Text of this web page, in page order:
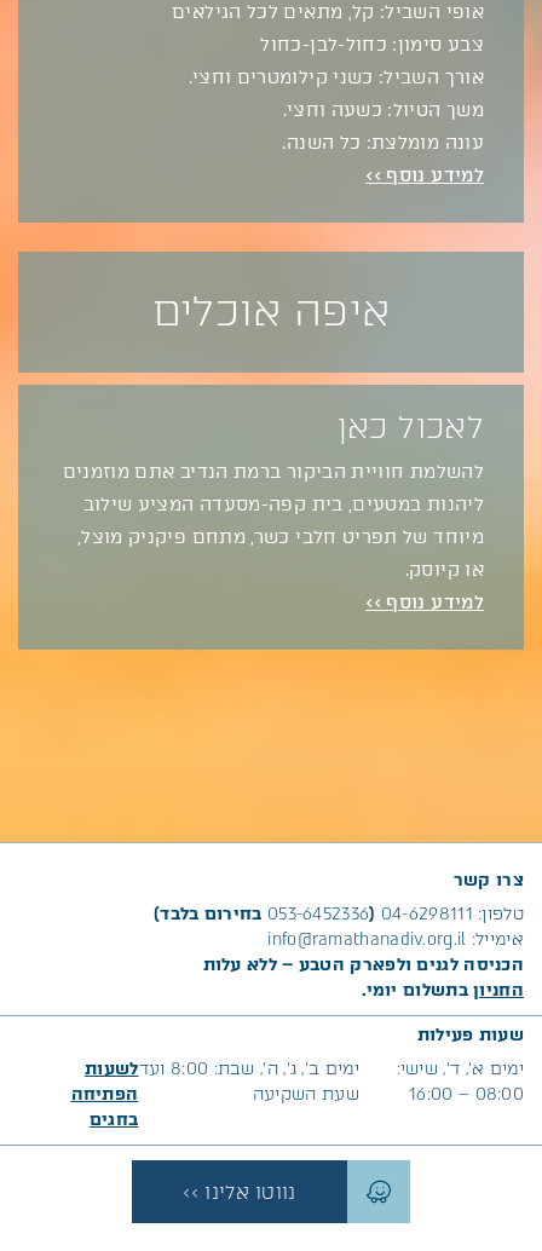
אופי השביל: קל, מתאים לכל הגילאים
צבע סימון: כחול-לבן-כחול
אורך השביל: כשני קילומטרים וחצי.
משך הטיול: כשעה וחצי.
עונה מומלצת: כל השנה.
למידע נוסף >>
איפה אוכלים
לאכול כאן
להשלמת חוויית הביקור ברמת הנדיב אתם מוזמנים
ליהנות במטעים, בית קפה-מסעדה המציע שילוב
מיוחד של תפריט חלבי כשר, מתחם פיקניק מוצל,
או קיוסק.
למידע נוסף >>
צרו קשר
טלפון: 04-6298111
(
053-6452336 בחירום בלבד)
אימייל: info@ramathanadiv.org.il
הכניסה לגנים ולפארק הטבע – ללא עלות
החניוןבתשלום יומי.
שעות פעילות
ימים א׳, ד’, שישי:
08:00 – 16:00
ימים ב’, ג’, ה’, שבת: 8:00 ועד
שעת השקיעה
לשעות
הפתיחה
בחגים
נווטו אלינו >>